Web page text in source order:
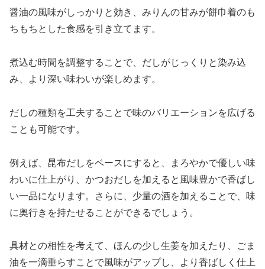
醤油の風味がしっかりと効き、みりんの甘みが餅巾着のも
ちもちとした食感を引き立てます。
煮込む時間を調整することで、だしがじっくりと染み込
み、より深い味わいが楽しめます。
だしの種類を工夫することで味のバリエーションを広げる
ことも可能です。
例えば、昆布だしをベースにすると、まろやかで優しい味
わいに仕上がり、かつおだしを加えると風味豊かで香ばし
い一品になります。さらに、少量の酒を加えることで、味
に奥行きを持たせることができるでしょう。
具材との相性を考えて、ほんの少し生姜を加えたり、ごま
油を一滴垂らすことで風味がアップし、より香ばしく仕上